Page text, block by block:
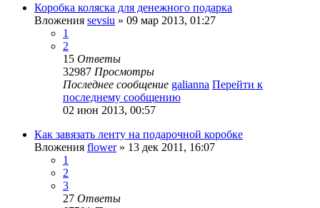
Коробка коляска для денежного подарка
Вложения sevsiu » 09 мар 2013, 01:27
1
2
15 Ответы
32987 Просмотры
Последнее сообщение galianna Перейти к
последнему сообщению
02 июн 2013, 00:57
Как завязать ленту на подарочной коробке
Вложения flower» 13 дек 2011, 16:07
1
2
3
27 Ответы